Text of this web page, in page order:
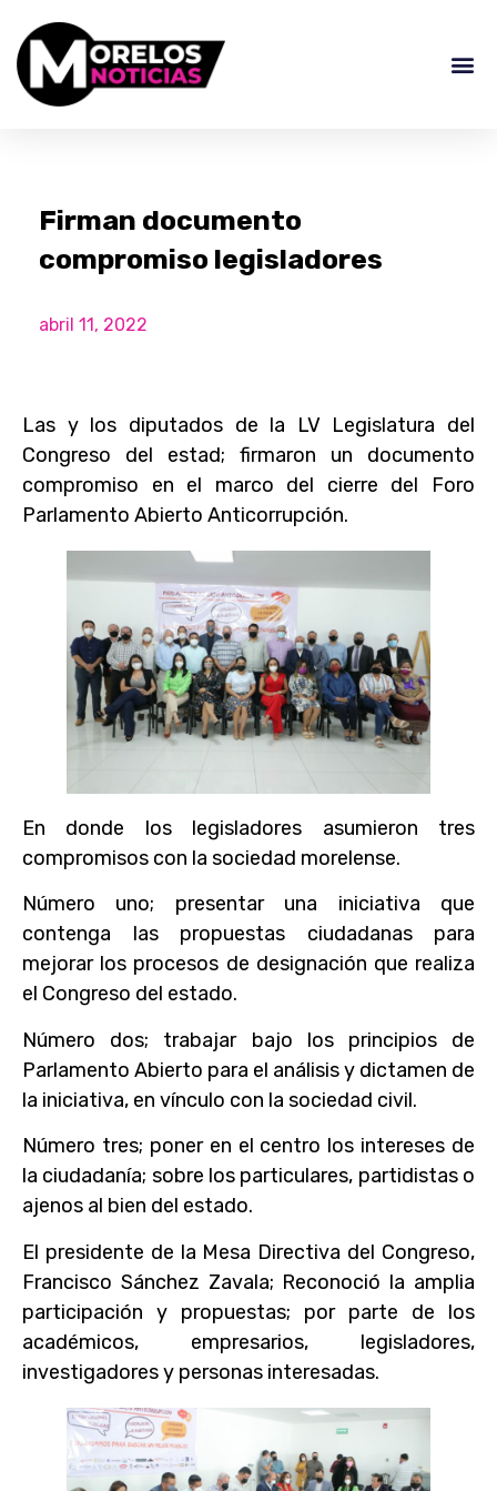
Firman documento
compromiso legisladores
abril 11, 2022
Las y los diputados de la LV Legislatura del
Congreso del estad; firmaron un documento
compromiso en el marco del cierre del Foro
Parlamento Abierto Anticorrupción.
En donde los legisladores asumieron tres
compromisos con la sociedad morelense.
Número uno; presentar una iniciativa que
contenga las propuestas ciudadanas para
mejorar los procesos de designación que realiza
el Congreso del estado.
Número dos; trabajar bajo los principios de
Parlamento Abierto para el análisis y dictamen de
la iniciativa, en vínculo con la sociedad civil.
Número tres; poner en el centro los intereses de
la ciudadanía; sobre los particulares, partidistas o
ajenos al bien del estado.
El presidente de la Mesa Directiva del Congreso,
Francisco Sánchez Zavala; Reconoció la amplia
participación y propuestas; por parte de los
académicos, empresarios, legisladores,
investigadores y personas interesadas.